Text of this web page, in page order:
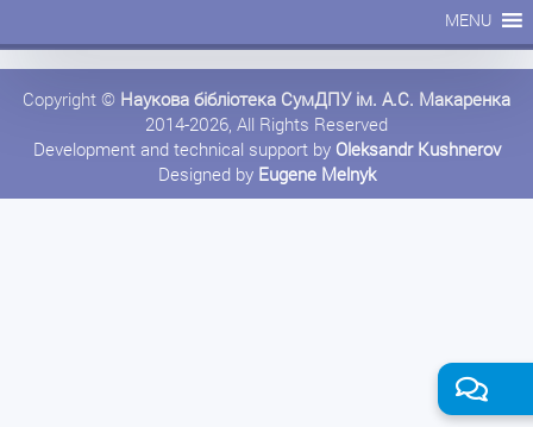
MENU
Copyright © Наукова бібліотека СумДПУ ім. А.С. Макаренка
2014-2026, All Rights Reserved
Development and technical support by Oleksandr Kushnerov
Designed by Eugene Melnyk